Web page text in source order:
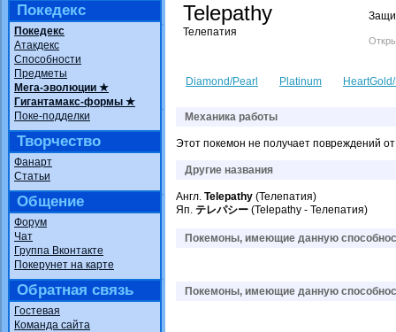
Покедекс
Покедекс
Атакдекс
Способности
Предметы
Мега-эволюции ★
Гигантамакс-формы ★
Поке-подделки
Творчество
Фанарт
Статьи
Общение
Форум
Чат
Группа Вконтакте
Покерунет на карте
Обратная связь
Гостевая
Команда сайта
Telepathy
Телепатия
Diamond/Pearl Platinum
Механика работы
Этот покемон не получает повреждений
Другие названия
Англ. Telepathy (Телепатия)
Яп. テレパシー (Telepathy - Телепатия)
Покемоны, имеющие данную
Покемоны, имеющие данную